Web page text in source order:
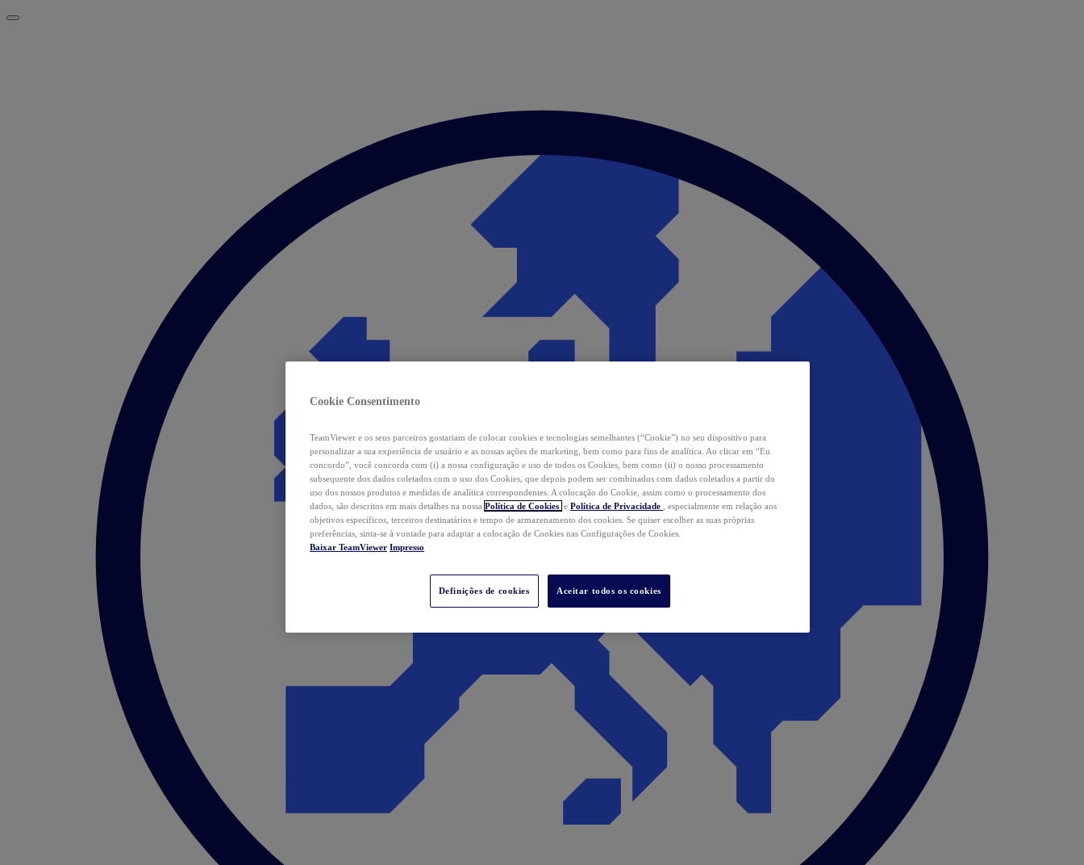
Cookie Consentimento
TeamViewer e os seus parceiros gostariam de colocar cookies e tecnologias semelhantes (“Cookie”) no seu dispositivo para
personalizar a sua experiência de usuário e as nossas ações de marketing, bem como para fins de analítica. Ao clicar em “Eu
concordo”, você concorda com (i) a nossa configuração e uso de todos os Cookies, bem como (ii) o nosso processamento
subsequente dos dados coletados com o uso dos Cookies, que depois podem ser combinados com dados coletados a partir do
uso dos nossos produtos e medidas de analítica correspondentes. A colocação do Cookie, assim como o processamento dos
dados, são descritos em mais detalhes na nossa Política de Cookies e Política de Privacidade
, especialmente em relação aos
objetivos específicos, terceiros destinatários e tempo de armazenamento dos cookies. Se quiser escolher as suas próprias
preferências, sinta-se à vontade para adaptar a colocação de Cookies nas Configurações de Cookies.
Baixar TeamViewer Impresso
Definições de cookies Aceitar todos os cookies